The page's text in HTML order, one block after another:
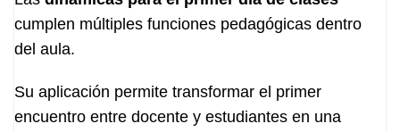
cumplen múltiples funciones pedagógicas dentro
del aula.
Su aplicación permite transformar el primer
encuentro entre docente y estudiantes en una